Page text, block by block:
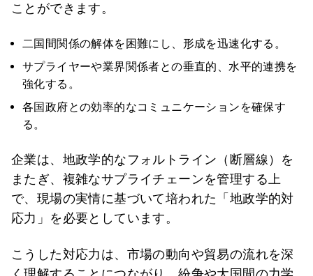
ことができます。
二国間関係の解体を困難にし、形成を迅速化する。
サプライヤーや業界関係者との垂直的、水平的連携を
強化する。
各国政府との効率的なコミュニケーションを確保す
る。
企業は、地政学的なフォルトライン（断層線）を
またぎ、複雑なサプライチェーンを管理する上
で、現場の実情に基づいて培われた「地政学的対
応力」を必要としています。
こうした対応力は、市場の動向や貿易の流れを深